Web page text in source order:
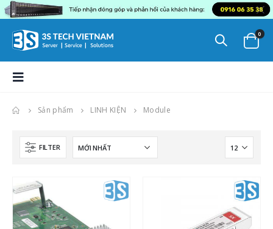
0
Sản phẩm LINH KIỆN Module
FILTER